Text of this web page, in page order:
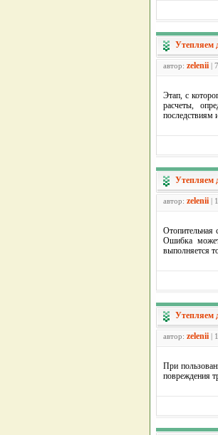
Утепляем
автор: zelenii |
Этап, с
расчеты,
последствиям
Утепляем
автор: zelenii |
Отопительная
Ошибка
выполняется
Утепляем
автор: zelenii |
При
повреждения